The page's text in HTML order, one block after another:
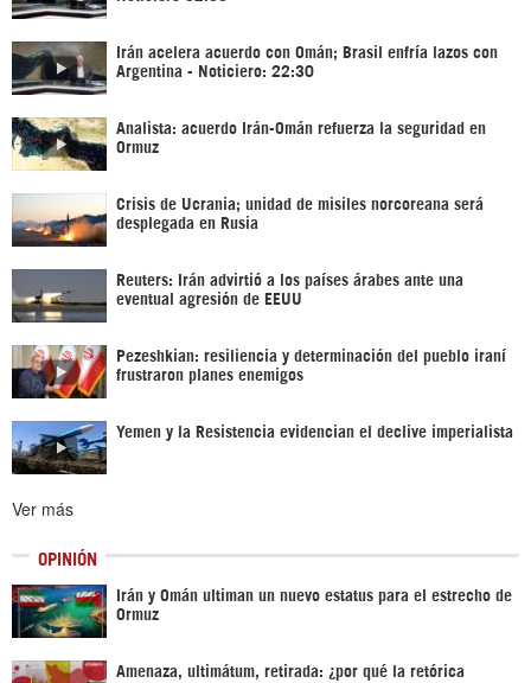
Irán acelera acuerdo con Omán; Brasil enfría lazos con
Argentina - Noticiero: 22:30
Analista: acuerdo Irán-Omán refuerza la seguridad en
Ormuz
Crisis de Ucrania; unidad de misiles norcoreana será
desplegada en Rusia
Reuters: Irán advirtió a los países árabes ante una
eventual agresión de EEUU
Pezeshkian: resiliencia y determinación del pueblo iraní
frustraron planes enemigos
Yemen y la Resistencia evidencian el declive imperialista
Ver más
OPINIÓN
Irán y Omán ultiman un nuevo estatus para el estrecho de
Ormuz
Amenaza, ultimátum, retirada: ¿por qué la retórica